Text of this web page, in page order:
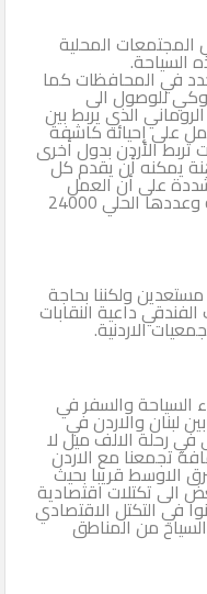
المجتمعات المحلية
السياحة.
سياحيا ستحدد في المحافظات كما
للوصول الى
الذي يربط بين
على إحيائه كاشفة
الأردن بدول أخرى
يمكنه أن يقدم كل
على أن العمل
ينصب حاليا على زيادة الغرف الفندقية وعددها الحلي 24000
مستعدين ولكننا بحاجة
الفندقي داعية النقابات
الاردنية.
السياحة والسفر في
لبنان والاردن في
رحلة الالف ميل لا
تجمعنا مع الاردن
الاوسط قريبا بحيث
الى تكتلات اقتصادية
في التكتل الاقتصادي
من المناطق